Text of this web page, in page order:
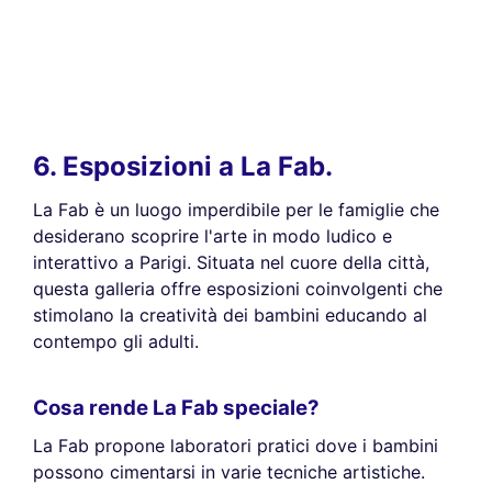
6. Esposizioni a La Fab.
La Fab è un luogo imperdibile per le famiglie che
desiderano scoprire l'arte in modo ludico e
interattivo a Parigi. Situata nel cuore della città,
questa galleria offre esposizioni coinvolgenti che
stimolano la creatività dei bambini educando al
contempo gli adulti.
Cosa rende La Fab speciale?
La Fab propone laboratori pratici dove i bambini
possono cimentarsi in varie tecniche artistiche.